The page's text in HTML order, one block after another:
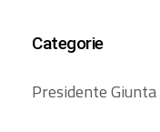
Categorie
Presidente Giunta